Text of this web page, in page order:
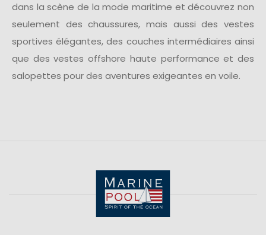
dans la scène de la mode maritime et découvrez non
seulement des chaussures, mais aussi des vestes
sportives élégantes, des couches intermédiaires ainsi
que des vestes offshore haute performance et des
salopettes pour des aventures exigeantes en voile.